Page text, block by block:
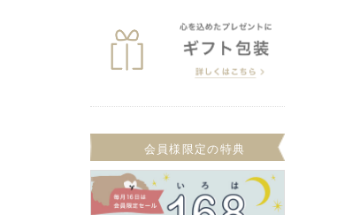
会員様限定の特典